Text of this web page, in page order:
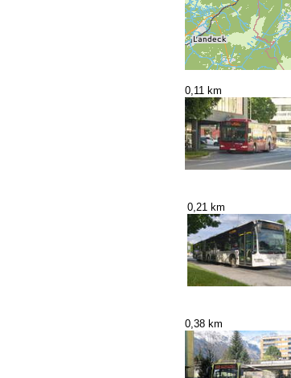
0,11 km
0,21 km
0,38 km